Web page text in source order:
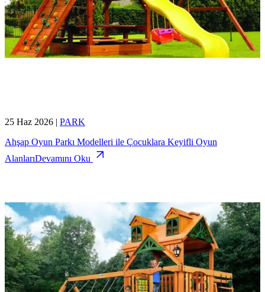
25 Haz 2026 | PARK
Ahşap Oyun Parkı Modelleri ile Çocuklara Keyifli Oyun
AlanlarıDevamını Oku